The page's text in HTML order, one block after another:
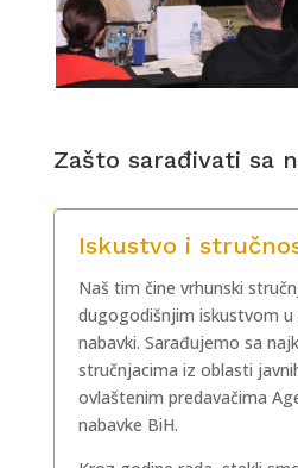
Zašto sarađivati sa
Iskustvo i
Naš tim čine vrhunski
dugogodišnjim iskustvom u
nabavki. Sarađujemo sa
stručnjacima iz oblasti
ovlaštenim predavačima
nabavke BiH.